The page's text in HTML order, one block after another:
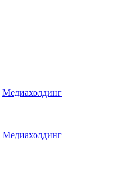
Медиахолдинг
Медиахолдинг